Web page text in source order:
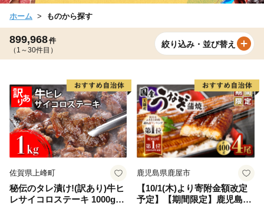
ホーム ものから探す
899,968件
（1～30件目）
絞り込み・並び替え
佐賀県上峰町
秘伝のタレ漬け!(訳あり)牛ヒ
レサイコロステーキ 1000g
鹿児島県鹿屋市
【10/1(木)より寄附金額改定
予定】【期間限定】鹿児島県